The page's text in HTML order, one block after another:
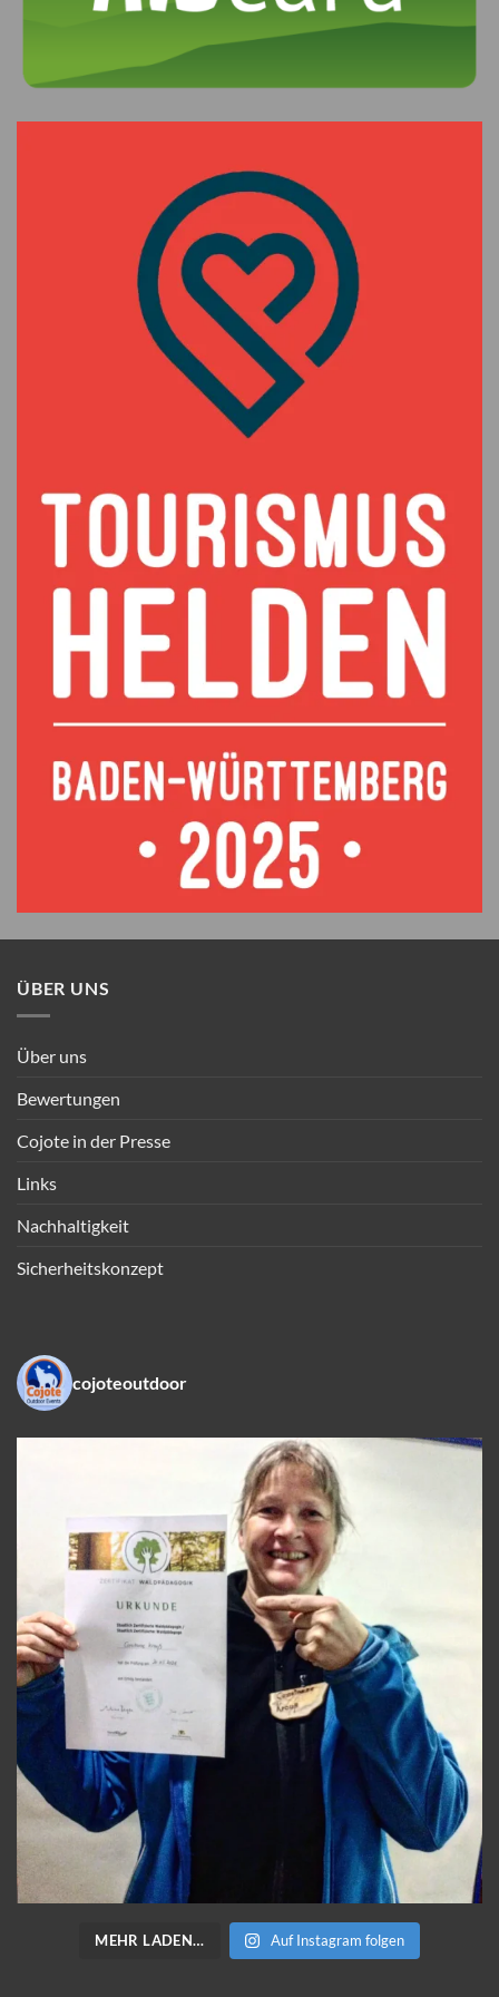
ÜBER UNS
Über uns
Bewertungen
Cojote in der Presse
Links
Nachhaltigkeit
Sicherheitskonzept
cojoteoutdoor
MEHR LADEN… Auf Instagram folgen